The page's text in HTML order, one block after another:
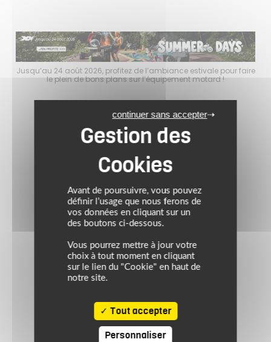
Jusqu’au 24 août 2026, profitez de l’ambiance estivale pour faire
le plein de bons plans sur l’équipement motard !
Avant de poursuivre, vous pouvez
définir l’usage que nous ferons de
vos données en cliquant sur un
des boutons ci-dessous.
Vous pourrez mettre à jour votre
choix à tout moment en cliquant
sur le lien du "Cookie" en haut de
notre site.
Tout accepter
continuer sans accepter
Personnaliser